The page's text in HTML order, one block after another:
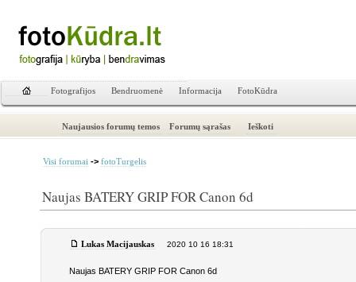
Fotografijos Bendruomenė Informacija FotoKūdra
Naujausios forumų temos Forumų sąrašas Ieškoti
Visi forumai -> fotoTurgelis
Naujas BATERY GRIP FOR Canon 6d
Lukas Macijauskas 2020 10 16 18:31
Naujas BATERY GRIP FOR Canon 6d